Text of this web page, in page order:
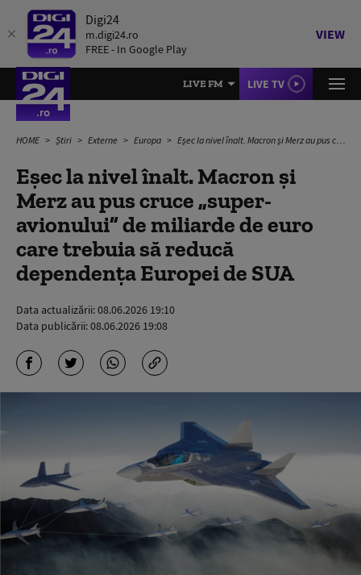
Digi24
m.digi24.ro
FREE - In Google Play
VIEW
LIVE FM LIVE TV
HOME Știri Externe Europa Eșec la nivel înalt. Macron și Merz au pus cruce „super-avionului” de miliarde de euro care trebuia să reducă dependența Europei de SUA
Eșec la nivel înalt. Macron și
Merz au pus cruce „super-
avionului” de miliarde de euro
care trebuia să reducă
dependența Europei de SUA
Data actualizării:08.06.2026 19:10
Data publicării:08.06.2026 19:08